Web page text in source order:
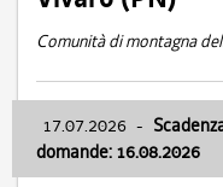
Comunità di montagna
17.07.2026 -
domande: 16.08.2026